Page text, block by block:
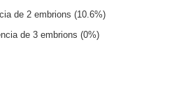
de 2 embrions (10.6%)
de 3 embrions (0%)